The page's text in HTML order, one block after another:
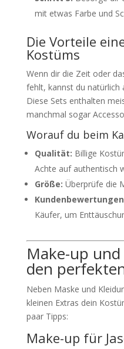
mit etwas Farbe und
Die Vorteile
Kostüms
Wenn dir die Zeit oder
fehlt, kannst du natürlich
Diese Sets enthalten
manchmal sogar
Worauf du beim
Qualität: Billige
Achte auf authentisch
Größe: Überprüfe die
Käufer, um
Make-up
den
Neben Maske und
kleinen Extras dein
paar Tipps:
Make-up für